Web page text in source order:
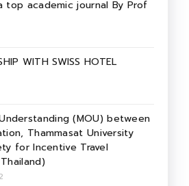
top academic journal By Prof
WITH SWISS HOTEL
(MOU) between
Thammasat University
for Incentive Travel